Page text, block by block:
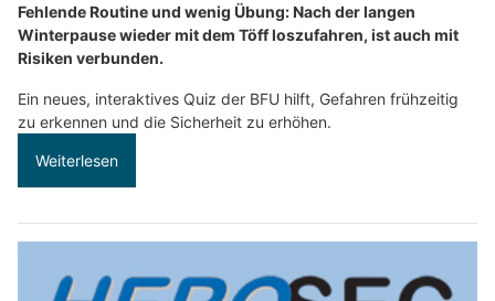
Fehlende Routine und wenig Übung: Nach der langen
Winterpause wieder mit dem Töff loszufahren, ist auch mit
Risiken verbunden.
Ein neues, interaktives Quiz der BFU hilft, Gefahren frühzeitig
zu erkennen und die Sicherheit zu erhöhen.
Weiterlesen